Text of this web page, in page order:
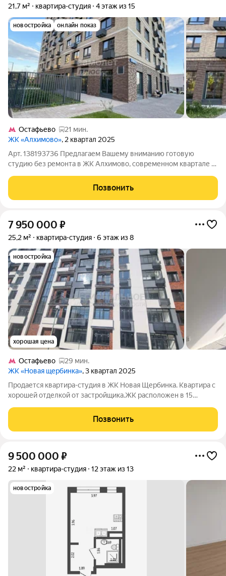
21,7 м² квартира-студия 4 этаж из 15
новостройка онлайн показ
Остафьево
21 мин.
ЖК «Алхимово», 2 квартал 2025
Арт. 138193736 Предлагаем Вашему вниманию готовую
студию без ремонта в ЖК Алхимово, современном квартале в
на 4 этаже. Дом сдан. КЛЮЧИ НА РУКАХ. ПОКАЗ В ЛЮБОЕ
УДОБНОЕ ДЛЯ ВАС ВРЕМЯ, Удобная
Позвонить
7 950 000 ₽
25,2 м² квартира-студия 6 этаж из 8
новостройка
хорошая цена
Остафьево
29 мин.
ЖК «Новая щербинка», 3 квартал 2025
Продается квартира-студия в ЖК Новая Щербинка. Квартира с
хорошей отделкой от застройщика.ЖК расположен в 15
большой ТЦ. В ЖК заведена маршрутка до МЦД .Территория
находится под круглосуточным
Позвонить
9 500 000 ₽
22 м² квартира-студия 12 этаж из 13
новостройка